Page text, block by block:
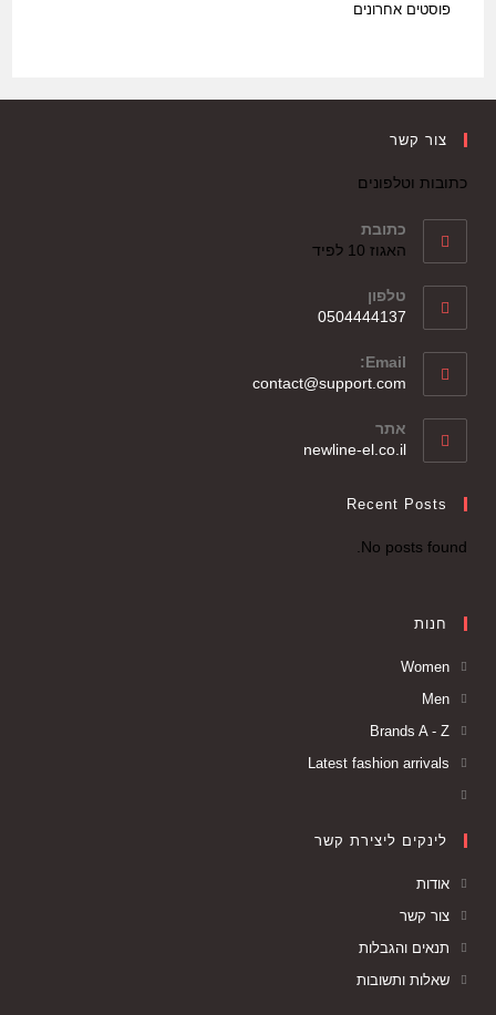
פוסטים אחרונים
צור קשר
כתובות וטלפונים
כתובת
האגוז 10 לפיד
טלפון
0504444137
Email:
contact@support.com
אתר
newline-el.co.il
Recent Posts
No posts found.
חנות
Women
Men
Brands A - Z
Latest fashion arrivals
לינקים ליצירת קשר
אודות
צור קשר
תנאים והגבלות
שאלות ותשובות